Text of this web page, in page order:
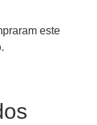
este